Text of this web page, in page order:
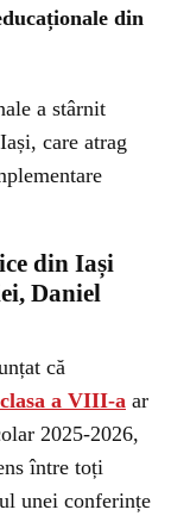
din
a stârnit
care atrag
din Iași
Daniel
că
a VIII-a ar
2025-2026,
între toți
unei conferințe